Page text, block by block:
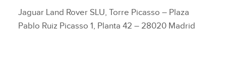
Jaguar Land Rover SLU, Torre Picasso – Plaza
Pablo Ruiz Picasso 1, Planta 42 – 28020 Madrid